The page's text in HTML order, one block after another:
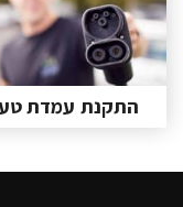
התקנת עמדת